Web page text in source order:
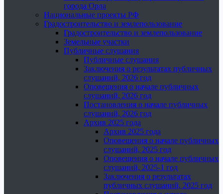
города Орла
Национальные проекты РФ
Градостроительство и землепользование
Градостроительство и землепользование
Земельные участки
Публичные слушания
Публичные слушания
Заключения о результатах публичных
слушаний, 2026 год
Оповещения о начале публичных
слушаний, 2026 год
Постановления о начале публичных
слушаний, 2026 год
Архив 2025 года
Архив 2025 года
Оповещения о начале публичных
слушаний, 2025 год
Оповещения о начале публичных
слушаний, 2025-1 год
Заключения о результатах
публичных слушаний, 2025 год